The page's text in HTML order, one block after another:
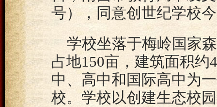
号），同意创世纪学校
学校坐落于梅岭国家
占地150亩，建筑面积
中、高中和国际高中为
校。学校以创建生态校